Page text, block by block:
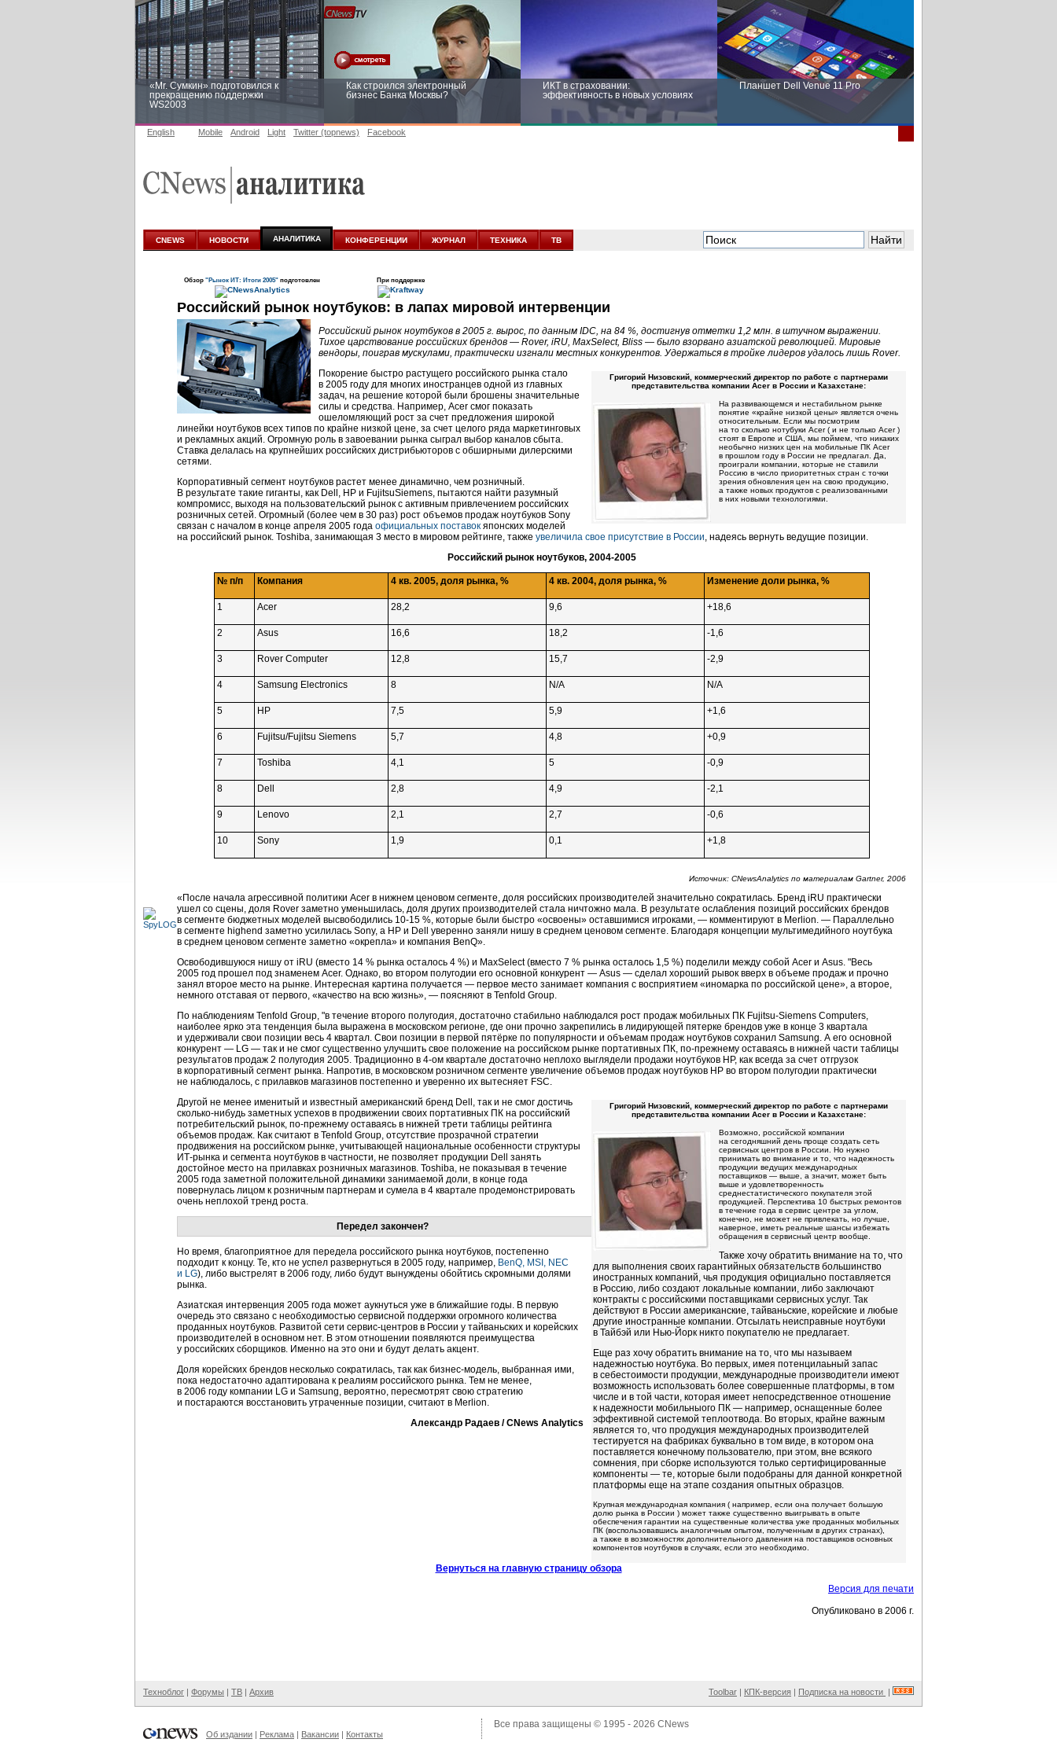
«Mr. Сумкин» подготовился к
прекращению поддержки
WS2003
Как строился электронный
бизнес Банка Москвы?
ИКТ в страховании:
эффективность в новых условиях
Планшет Dell Venue 11 Pro
аналитике
новых условиях
English Mobile Android Light Twitter (topnews) Facebook
CNEWS НОВОСТИ АНАЛИТИКА КОНФЕРЕНЦИИ ЖУРНАЛ ТЕХНИКА ТВ
Обзор "Рынок ИТ: Итоги 2005" подготовлен При поддержке
Российский рынок ноутбуков: в лапах мировой интервенции
Российский рынок ноутбуков в 2005 г. вырос, по данным IDC, на 84 %, достигнув отметки 1,2 млн. в штучном выражении.
Тихое царствование российских брендов — Rover, iRU, MaxSelect, Bliss — было взорвано азиатской революцией. Мировые
вендоры, поиграв мускулами, практически изгнали местных конкурентов. Удержаться в тройке лидеров удалось лишь Rover.
Григорий Низовский, коммерческий директор по работе с партнерами
представительства компании Acer в России и Казахстане:
На развивающемся и нестабильном рынке
понятие «крайне низкой цены» является очень
относительным. Если мы посмотрим
на то сколько нотубуки Acer ( и не только Acer )
стоят в Европе и США, мы поймем, что никаких
необычно низких цен на мобильные ПК Acer
в прошлом году в России не предлагал. Да,
проиграли компании, которые не ставили
Россию в число приоритетных стран с точки
зрения обновления цен на свою продукцию,
а также новых продуктов с реализованными
в них новыми технологиями.
Покорение быстро растущего российского рынка стало
в 2005 году для многих иностранцев одной из главных
задач, на решение которой были брошены значительные
силы и средства. Например, Acer смог показать
ошеломляющий рост за счет предложения широкой
линейки ноутбуков всех типов по крайне низкой цене, за счет целого ряда маркетинговых
и рекламных акций. Огромную роль в завоевании рынка сыграл выбор каналов сбыта.
Ставка делалась на крупнейших российских дистрибьюторов с обширными дилерскими
сетями.
Корпоративный сегмент ноутбуков растет менее динамично, чем розничный.
В результате такие гиганты, как Dell, HP и FujitsuSiemens, пытаются найти разумный
компромисс, выходя на пользовательский рынок с активным привлечением российских
розничных сетей. Огромный (более чем в 30 раз) рост объемов продаж ноутбуков Sony
связан с началом в конце апреля 2005 года официальных поставок японских моделей
на российский рынок. Toshiba, занимающая 3 место в мировом рейтинге, также увеличила свое присутствие в России, надеясь вернуть ведущие позиции.
Российский рынок ноутбуков, 2004-2005
№ п/п Компания 4 кв. 2005, доля рынка, % 4 кв. 2004, доля рынка, % Изменение доли рынка, %
1 Acer 28,2 9,6 +18,6
2 Asus 16,6 18,2 -1,6
3 Rover Computer 12,8 15,7 -2,9
4 Samsung Electronics 8 N/A N/A
5 HP 7,5 5,9 +1,6
6 Fujitsu/Fujitsu Siemens 5,7 4,8 +0,9
7 Toshiba 4,1 5 -0,9
8 Dell 2,8 4,9 -2,1
9 Lenovo 2,1 2,7 -0,6
10 Sony 1,9 0,1 +1,8
Источник: CNewsAnalytics по материалам Gartner, 2006
«После начала агрессивной политики Acer в нижнем ценовом сегменте, доля российских производителей значительно сократилась. Бренд iRU практически
ушел со сцены, доля Rover заметно уменьшилась, доля других производителей стала ничтожно мала. В результате ослабления позиций российских брендов
в сегменте бюджетных моделей высвободились 10-15 %, которые были быстро «освоены» оставшимися игроками, — комментируют в Merlion. — Параллельно
в сегменте highend заметно усилилась Sony, а НР и Dell уверенно заняли нишу в среднем ценовом сегменте. Благодаря концепции мультимедийного ноутбука
в среднем ценовом сегменте заметно «окрепла» и компания BenQ».
Освободившуюся нишу от iRU (вместо 14 % рынка осталось 4 %) и MaxSelect (вместо 7 % рынка осталось 1,5 %) поделили между собой Acer и Asus. "Весь
2005 год прошел под знаменем Acer. Однако, во втором полугодии его основной конкурент — Asus — сделал хороший рывок вверх в объеме продаж и прочно
занял второе место на рынке. Интересная картина получается — первое место занимает компания с восприятием «иномарка по российской цене», а второе,
немного отставая от первого, «качество на всю жизнь», — поясняют в Tenfold Group.
По наблюдениям Tenfold Group, "в течение второго полугодия, достаточно стабильно наблюдался рост продаж мобильных ПК Fujitsu-Siemens Computers,
наиболее ярко эта тенденция была выражена в московском регионе, где они прочно закрепились в лидирующей пятерке брендов уже в конце 3 квартала
и удерживали свои позиции весь 4 квартал. Свои позиции в первой пятёрке по популярности и объемам продаж ноутбуков сохранил Samsung. А его основной
конкурент — LG — так и не смог существенно улучшить свое положение на российском рынке портативных ПК, по-прежнему оставаясь в нижней части таблицы
результатов продаж 2 полугодия 2005. Традиционно в 4-ом квартале достаточно неплохо выглядели продажи ноутбуков HP, как всегда за счет отгрузок
в корпоративный сегмент рынка. Напротив, в московском розничном сегменте увеличение объемов продаж ноутбуков HP во втором полугодии практически
не наблюдалось, с прилавков магазинов постепенно и уверенно их вытесняет FSC.
Григорий Низовский, коммерческий директор по работе с партнерами
представительства компании Acer в России и Казахстане:
Возможно, российской компании
на сегодняшний день проще создать сеть
сервисных центров в России. Но нужно
принимать во внимание и то, что надежность
продукции ведущих международных
поставщиков — выше, а значит, может быть
выше и удовлетворенность
среднестатистического покупателя этой
продукцией. Перспектива 10 быстрых ремонтов
в течение года в сервис центре за углом,
конечно, не может не привлекать, но лучше,
наверное, иметь реальные шансы избежать
обращения в сервисный центр вообще.
Также хочу обратить внимание на то, что
для выполнения своих гарантийных обязательств большинство
иностранных компаний, чья продукция официально поставляется
в Россию, либо создают локальные компании, либо заключают
контракты с российскими поставщиками сервисных услуг. Так
действуют в России американские, тайваньские, корейские и любые
другие иностранные компании. Отсылать неисправные ноутбуки
в Тайбэй или Нью-Йорк никто покупателю не предлагает.
Еще раз хочу обратить внимание на то, что мы называем
надежностью ноутбука. Во первых, имея потенцилаьный запас
в себестоимости продукции, международные производители имеют
возможность использовать более совершенные платформы, в том
числе и в той части, которая имеет непосредственное отношение
к надежности мобильныого ПК — например, оснащенные более
эффективной системой теплоотвода. Во вторых, крайне важным
является то, что продукция международных производителей
тестируется на фабриках буквально в том виде, в котором она
поставляется конечному пользователю, при этом, вне всякого
сомнения, при сборке используются только сертифицированные
компоненты — те, которые были подобраны для данной конкретной
платформы еще на этапе создания опытных образцов.
Крупная международная компания ( например, если она получает большую
долю рынка в России ) может также существенно выигрывать в опыте
обеспечения гарантии на существенные количества уже проданных мобильных
ПК (воспользовавшись аналогичным опытом, полученным в других странах),
а также в возможностях дополнительного давления на поставщиков основных
компонентов ноутбуков в случаях, если это необходимо.
Другой не менее именитый и известный американский бренд Dell, так и не смог достичь
сколько-нибудь заметных успехов в продвижении своих портативных ПК на российский
потребительский рынок, по-прежнему оставаясь в нижней трети таблицы рейтинга
объемов продаж. Как считают в Tenfold Group, отсутствие прозрачной стратегии
продвижения на российском рынке, учитывающей национальные особенности структуры
ИТ-рынка и сегмента ноутбуков в частности, не позволяет продукции Dell занять
достойное место на прилавках розничных магазинов. Toshiba, не показывая в течение
2005 года заметной положительной динамики занимаемой доли, в конце года
повернулась лицом к розничным партнерам и сумела в 4 квартале продемонстрировать
очень неплохой тренд роста.
Передел закончен?
Но время, благоприятное для передела российского рынка ноутбуков, постепенно
подходит к концу. Те, кто не успел развернуться в 2005 году, например, BenQ, MSI, NEC
и LG), либо выстрелят в 2006 году, либо будут вынуждены обойтись скромными долями
рынка.
Азиатская интервенция 2005 года может аукнуться уже в ближайшие годы. В первую
очередь это связано с необходимостью сервисной поддержки огромного количества
проданных ноутбуков. Развитой сети сервис-центров в России у тайваньских и корейских
производителей в основном нет. В этом отношении появляются преимущества
у российских сборщиков. Именно на это они и будут делать акцент.
Доля корейских брендов несколько сократилась, так как бизнес-модель, выбранная ими,
пока недостаточно адаптирована к реалиям российского рынка. Тем не менее,
в 2006 году компании LG и Samsung, вероятно, пересмотрят свою стратегию
и постараются восстановить утраченные позиции, считают в Merlion.
Александр Радаев / CNews Analytics
Вернуться на главную страницу обзора
Версия для печати
Опубликовано в 2006 г.
Техноблог | Форумы | ТВ | Архив Toolbar | КПК-версия | Подписка на новости |
Об издании | Реклама | Вакансии | Контакты
Все права защищены © 1995 - 2026 CNews